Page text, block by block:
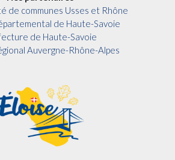
de communes Usses et Rhône
de Haute-Savoie
de Haute-Savoie
Auvergne-Rhône-Alpes